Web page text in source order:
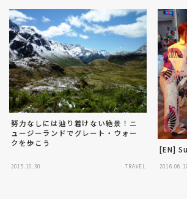
努力なしには辿り着けない絶景！ニ
ュージーランドでグレート・ウォー
クを歩こう
2015.10.30 TRAVEL
[EN]